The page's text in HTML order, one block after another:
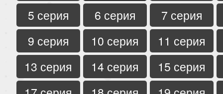
5 серия
6 серия
7 серия
9 серия
10 серия
11 серия
13 серия
14 серия
15 серия